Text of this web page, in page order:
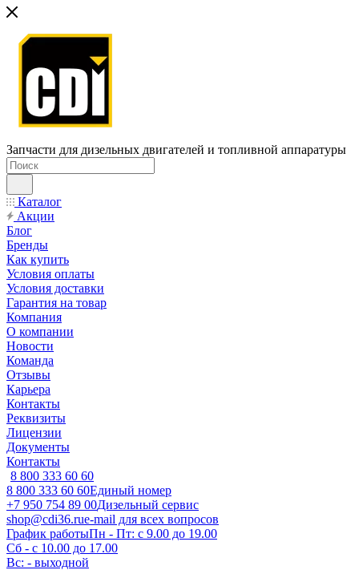
Запчасти для дизельных двигателей и топливной аппаратуры
Каталог
Акции
Блог
Бренды
Как купить
Условия оплаты
Условия доставки
Гарантия на товар
Компания
О компании
Новости
Команда
Отзывы
Карьера
Контакты
Реквизиты
Лицензии
Документы
Контакты
8 800 333 60 60
8 800 333 60 60Единый номер
+7 950 754 89 00Дизельный сервис
shop@cdi36.rue-mail для всех вопросов
График работыПн - Пт: с 9.00 до 19.00
Сб - с 10.00 до 17.00
Вс: - выходной